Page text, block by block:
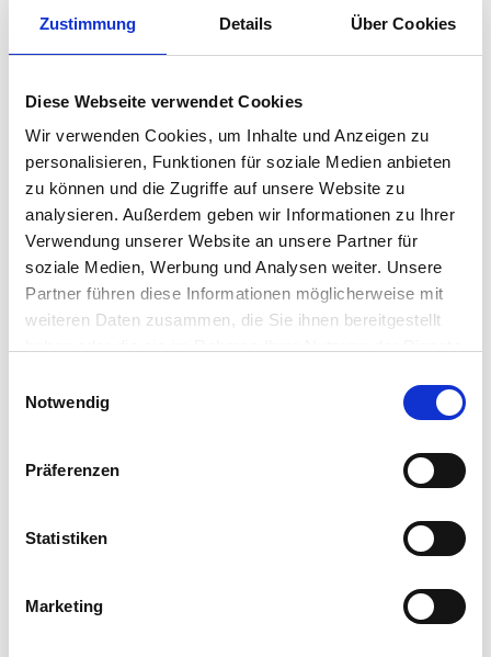
Zustimmung Details Über Cookies
Diese Webseite verwendet Cookies
Wir verwenden Cookies, um Inhalte und Anzeigen zu
personalisieren, Funktionen für soziale Medien anbieten
zu können und die Zugriffe auf unsere Website zu
analysieren. Außerdem geben wir Informationen zu Ihrer
Verwendung unserer Website an unsere Partner für
soziale Medien, Werbung und Analysen weiter. Unsere
Partner führen diese Informationen möglicherweise mit
weiteren Daten zusammen, die Sie ihnen bereitgestellt
Notwendig
Präferenzen
Statistiken
Marketing
Telefon: 040 – 2 11 12-0
E-Mail:info(at)sbb-hamburg.de
Internet:
www.sbb-hamburg.de
Vertretungsberechtigte Geschäftsführer: Andrea Franke
Gesellschafter:
SBB Stiftung Berufliche Bildung
Wendenstraße 493
Registergericht: Amtsgericht Hamburg
Registernummer: HR B 91332
Umsatzsteuer-Identifikationsnummer gemäß § 27 a
Umsatzsteuergesetz: DE 20/693/4391
Daniela Miedtke